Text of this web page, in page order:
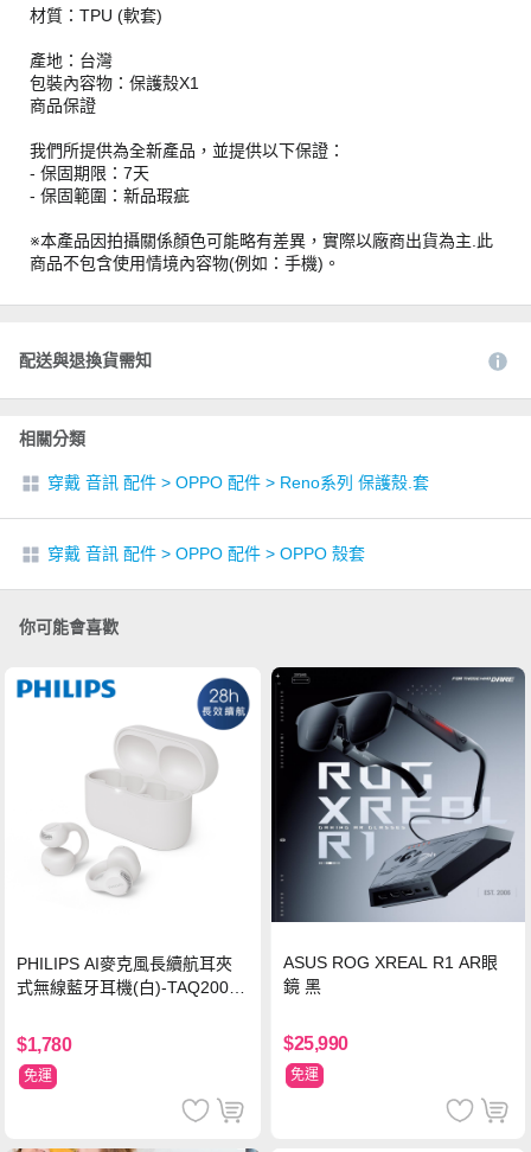
材質：TPU (軟套)
產地：台灣
包裝內容物：保護殼X1
商品保證
我們所提供為全新產品，並提供以下保證：
- 保固期限：7天
- 保固範圍：新品瑕疵
※本產品因拍攝關係顏色可能略有差異，實際以廠商出貨為主.此
商品不包含使用情境內容物(例如：手機)。
配送與退換貨需知
相關分類
穿戴 音訊 配件 > OPPO 配件 > Reno系列 保護殼.套
穿戴 音訊 配件 > OPPO 配件 > OPPO 殼套
你可能會喜歡
PHILIPS AI麥克風長續航耳夾
式無線藍牙耳機(白)-TAQ2000
$1,780
免運
ASUS ROG XREAL R1 AR眼
鏡 黑
$25,990
免運